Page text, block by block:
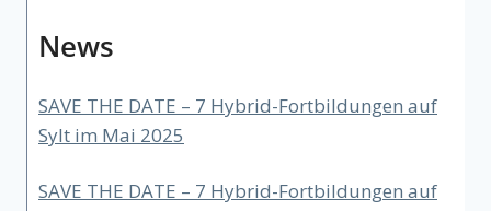
News
SAVE THE DATE – 7 Hybrid-Fortbildungen auf
Sylt im Mai 2025
SAVE THE DATE – 7 Hybrid-Fortbildungen auf